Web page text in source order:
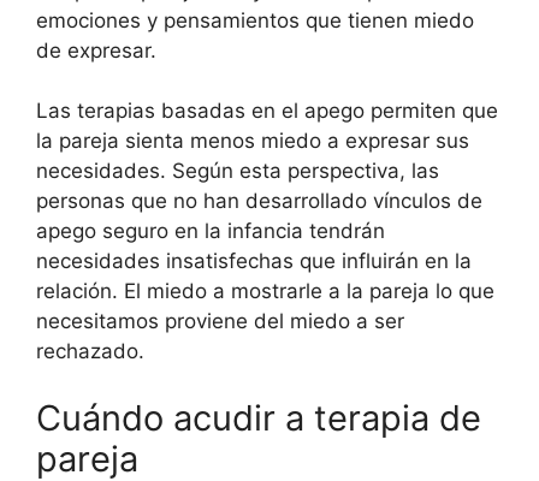
emociones y pensamientos que tienen miedo
de expresar.
Las terapias basadas en el apego permiten que
la pareja sienta menos miedo a expresar sus
necesidades. Según esta perspectiva, las
personas que no han desarrollado vínculos de
apego seguro en la infancia tendrán
necesidades insatisfechas que influirán en la
relación. El miedo a mostrarle a la pareja lo que
necesitamos proviene del miedo a ser
rechazado.
Cuándo acudir a terapia de
pareja